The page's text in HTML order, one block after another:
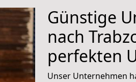
Günstige
nach
perfekten
Unser Unternehmen